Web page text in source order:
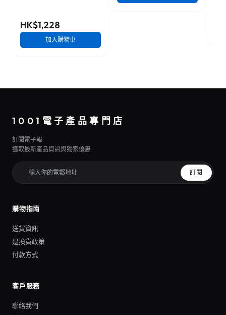
HK$1,228
加入購物車
1001電子產品專門店
訂閱電子報
獲取最新產品資訊與獨家優惠
訂閱
購物指南
送貨資訊
退換貨政策
付款方式
客戶服務
聯絡我們